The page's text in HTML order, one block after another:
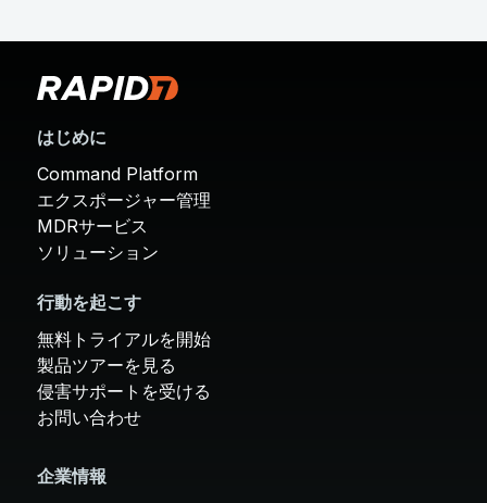
はじめに
Command Platform
エクスポージャー管理
MDRサービス
ソリューション
行動を起こす
無料トライアルを開始
製品ツアーを見る
侵害サポートを受ける
お問い合わせ
企業情報